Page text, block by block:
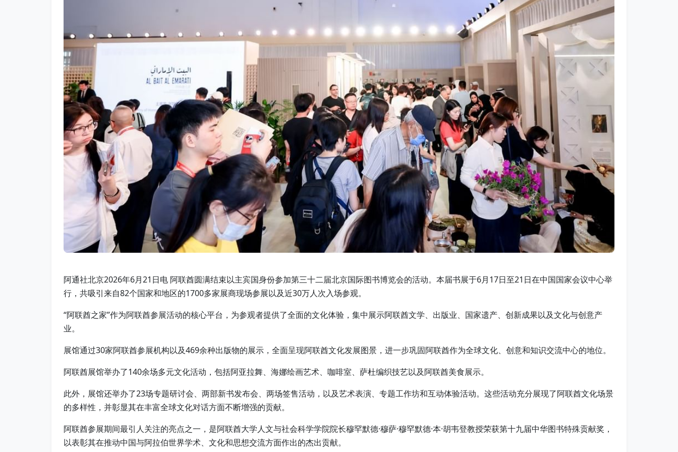
阿通社北京2026年6月21日电 阿联酋圆满结束以主宾国身份参加第三十二届北京国际图书博览会的活动。本届书展于6月17日至21日在中国国家会议中心举
行，共吸引来自82个国家和地区的1700多家展商现场参展以及近30万人次入场参观。
“阿联酋之家”作为阿联酋参展活动的核心平台，为参观者提供了全面的文化体验，集中展示阿联酋文学、出版业、国家遗产、创新成果以及文化与创意产
业。
展馆通过30家阿联酋参展机构以及469余种出版物的展示，全面呈现阿联酋文化发展图景，进一步巩固阿联酋作为全球文化、创意和知识交流中心的地位。
阿联酋展馆举办了140余场多元文化活动，包括阿亚拉舞、海娜绘画艺术、咖啡室、萨杜编织技艺以及阿联酋美食展示。
此外，展馆还举办了23场专题研讨会、两部新书发布会、两场签售活动，以及艺术表演、专题工作坊和互动体验活动。这些活动充分展现了阿联酋文化场景
的多样性，并彰显其在丰富全球文化对话方面不断增强的贡献。
阿联酋参展期间最引人关注的亮点之一，是阿联酋大学人文与社会科学学院院长穆罕默德·穆萨·穆罕默德·本·胡韦登教授荣获第十九届中华图书特殊贡献奖，
以表彰其在推动中国与阿拉伯世界学术、文化和思想交流方面作出的杰出贡献。